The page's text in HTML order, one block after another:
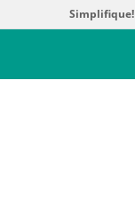
Simplifique!